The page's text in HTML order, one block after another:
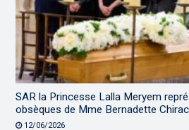
SAR la Princesse Lalla Meryem
obsèques de Mme Bernadette Chirac
12/06/2026